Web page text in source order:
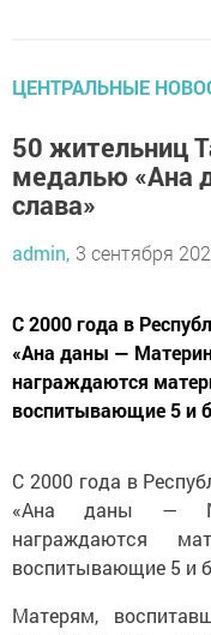
ЦЕНТРАЛЬНЫЕ
50 жительниц
медалью «Ана
слава»
admin, 3 сентября
С 2000 года в
«Ана даны —
награждаются
воспитывающие 5 и
С 2000 года в
«Ана даны —
награждаются
воспитывающие 5 и
Матерям,